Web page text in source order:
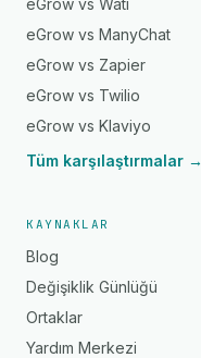
eGrow vs Wati
eGrow vs ManyChat
eGrow vs Zapier
eGrow vs Twilio
eGrow vs Klaviyo
Tüm karşılaştırmalar →
KAYNAKLAR
Blog
Değişiklik Günlüğü
Ortaklar
Yardım Merkezi